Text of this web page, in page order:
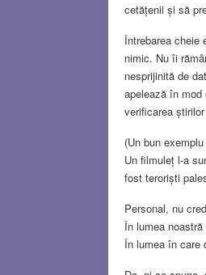
cetățenii și să
Întrebarea cheie
nimic. Nu îi
nesprijinită de
apelează în
verificarea
(Un bun
Un filmuleț l-a
fost teroriști
Personal, nu
În lumea
În lumea în care